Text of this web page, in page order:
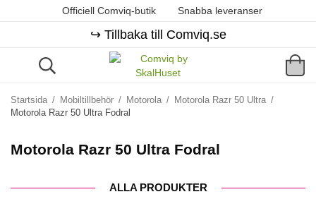
Officiell Comviq-butik Snabba leveranser
↪️ Tillbaka till Comviq.se
Startsida / Mobiltillbehör / Motorola / Motorola Razr 50 Ultra /
Motorola Razr 50 Ultra Fodral
Motorola Razr 50 Ultra Fodral
ALLA PRODUKTER